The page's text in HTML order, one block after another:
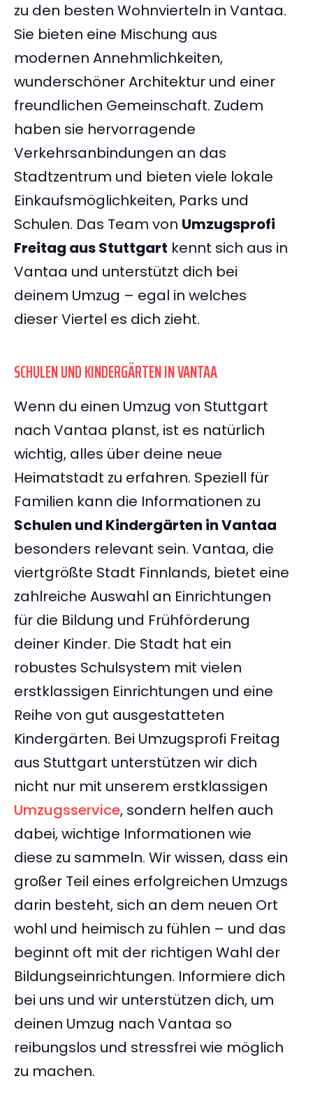
zu den besten Wohnvierteln in Vantaa.
Sie bieten eine Mischung aus
modernen Annehmlichkeiten,
wunderschöner Architektur und einer
freundlichen Gemeinschaft. Zudem
haben sie hervorragende
Verkehrsanbindungen an das
Stadtzentrum und bieten viele lokale
Einkaufsmöglichkeiten, Parks und
Schulen. Das Team von Umzugsprofi
Freitag aus Stuttgart kennt sich aus in
Vantaa und unterstützt dich bei
deinem Umzug – egal in welches
dieser Viertel es dich zieht.
SCHULEN UND KINDERGÄRTEN IN VANTAA
Wenn du einen Umzug von Stuttgart
nach Vantaa planst, ist es natürlich
wichtig, alles über deine neue
Heimatstadt zu erfahren. Speziell für
Familien kann die Informationen zu
Schulen und Kindergärten in Vantaa
besonders relevant sein. Vantaa, die
viertgrößte Stadt Finnlands, bietet eine
zahlreiche Auswahl an Einrichtungen
für die Bildung und Frühförderung
deiner Kinder. Die Stadt hat ein
robustes Schulsystem mit vielen
erstklassigen Einrichtungen und eine
Reihe von gut ausgestatteten
Kindergärten. Bei Umzugsprofi Freitag
aus Stuttgart unterstützen wir dich
nicht nur mit unserem erstklassigen
Umzugsservice, sondern helfen auch
dabei, wichtige Informationen wie
diese zu sammeln. Wir wissen, dass ein
großer Teil eines erfolgreichen Umzugs
darin besteht, sich an dem neuen Ort
wohl und heimisch zu fühlen – und das
beginnt oft mit der richtigen Wahl der
Bildungseinrichtungen. Informiere dich
bei uns und wir unterstützen dich, um
deinen Umzug nach Vantaa so
reibungslos und stressfrei wie möglich
zu machen.